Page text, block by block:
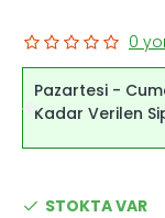
Pazartesi -
Kadar Verilen
STOKTA VAR
0